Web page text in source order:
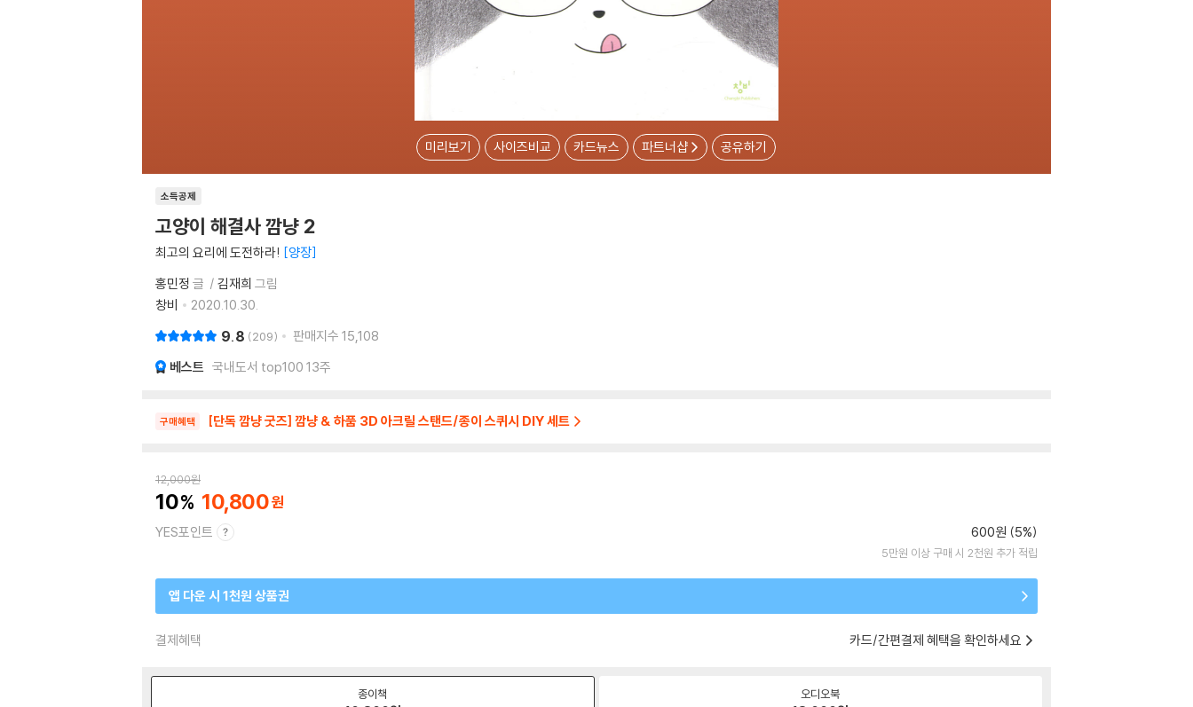
미리보기 사이즈비교 카드뉴스 파트너샵 공유하기
소득공제
고양이 해결사 깜냥 2
최고의 요리에 도전하라!
양장
홍민정 글 김재희 그림
창비
2020.10.30.
9.8 209 판매지수 15,108
베스트 국내도서 top100 13주
구매혜택 [단독 깜냥 굿즈] 깜냥 & 하품 3D 아크릴 스탠드/종이 스퀴시 DIY 세트
12,000원
10 10,800
YES포인트 600원 (5%)
5만원 이상 구매 시 2천원 추가 적립
앱 다운 시 1천원 상품권
결제혜택 카드/간편결제 혜택을 확인하세요
종이책 오디오북